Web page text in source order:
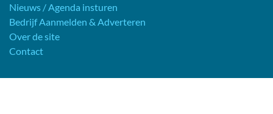
Nieuws / Agenda insturen
Bedrijf Aanmelden & Adverteren
Over de site
Contact